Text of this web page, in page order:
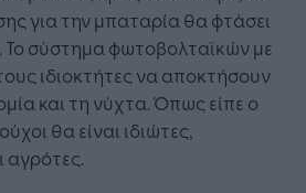
για την μπαταρία θα φτάσει
Το σύστημα φωτοβολταϊκών με
ιδιοκτήτες να αποκτήσουν
και τη νύχτα. Όπως είπε ο
θα είναι ιδιώτες,
αγρότες.